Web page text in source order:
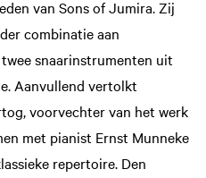
van Sons of Jumira. Zij
combinatie aan
snaarinstrumenten uit
Aanvullend vertolkt
voorvechter van het werk
met pianist Ernst Munneke
repertoire. Den